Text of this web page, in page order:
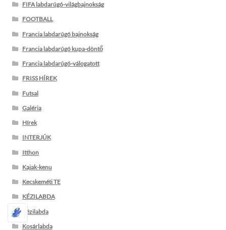
FIFA labdarúgó-világbajnokság
FOOTBALL
Francia labdarúgó bajnokság
Francia labdarúgó kupa-döntő
Francia labdarúgó-válogatott
FRISS HÍREK
Futsal
Galéria
Hírek
INTERJÚK
Itthon
Kajak-kenu
Kecskeméti TE
KÉZILABDA
Kézilabda
Kosárlabda